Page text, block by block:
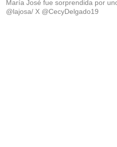
María José fue sorprendida por
@lajosa/ X @CecyDelgado19